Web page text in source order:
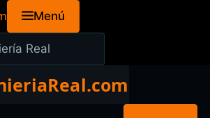
Menú